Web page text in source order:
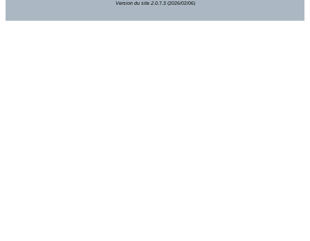
Version du site 2.0. 7.3 (2026/02/06)